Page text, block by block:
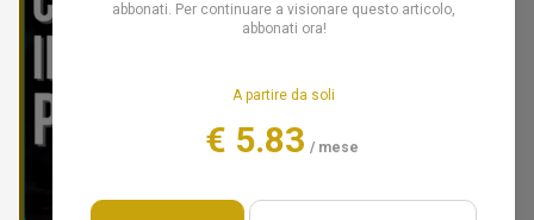
abbonati. Per continuare a visionare questo articolo,
abbonati ora!
A partire da soli
€ 5.83 / mese